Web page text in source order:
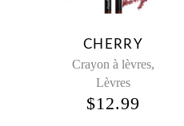
CHERRY
Crayon à lèvres,
Lèvres
$12.99